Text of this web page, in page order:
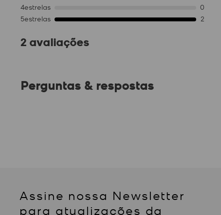
4estrelas
0
5estrelas 2
2 avaliações
Perguntas & respostas
Assine nossa Newsletter
para atualizações da